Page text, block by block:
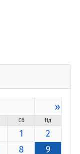
»
Сб Нд
1
2
8
9